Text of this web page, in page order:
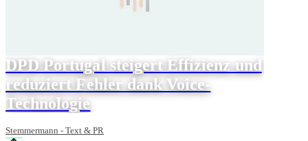
DPD Portugal steigert Effizienz und
reduziert Fehler dank Voice-
Technologie
Stemmermann - Text & PR